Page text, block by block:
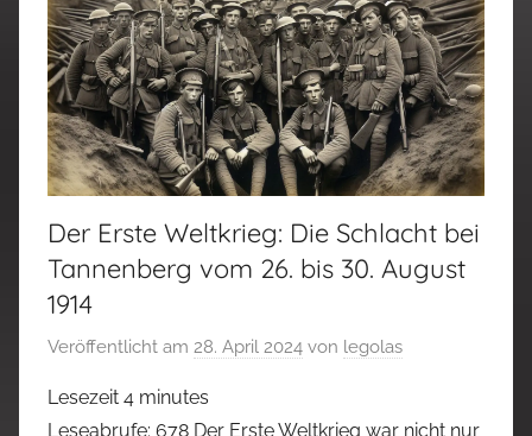
Der Erste Weltkrieg: Die Schlacht bei
Tannenberg vom 26. bis 30. August
1914
Veröffentlicht am 28. April 2024 von legolas
Lesezeit 4 minutes
Leseabrufe: 678 Der Erste Weltkrieg war nicht nur